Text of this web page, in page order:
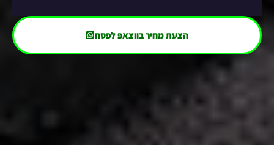
הצעת מחיר בווצאפ לפסח